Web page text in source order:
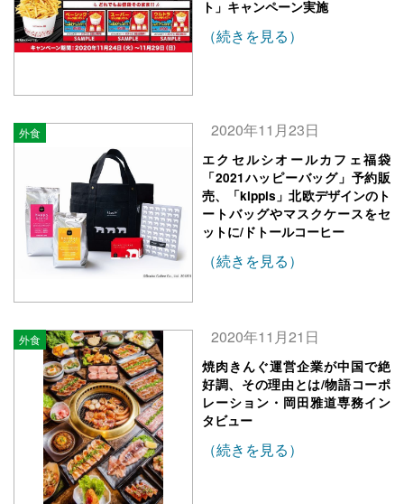
ト」キャンペーン実施
（続きを見る）
外食 2020年11月23日
エクセルシオールカフェ福袋
「2021ハッピーバッグ」予約販
売、「kippis」北欧デザインのト
ートバッグやマスクケースをセ
ットに/ドトールコーヒー
（続きを見る）
外食 2020年11月21日
焼肉きんぐ運営企業が中国で絶
好調、その理由とは/物語コーポ
レーション・岡田雅道専務イン
タビュー
（続きを見る）